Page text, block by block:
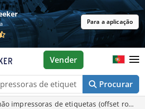
Para a aplicação
Procurar
Vender
impressoras de etiquetas (offset